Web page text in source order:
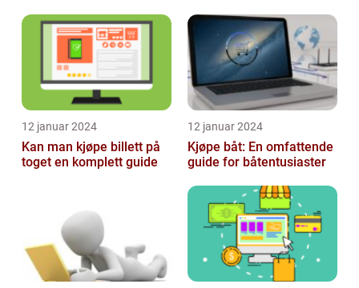
12 januar 2024
Kan man kjøpe billett på
toget en komplett guide
12 januar 2024
Kjøpe båt: En omfattende
guide for båtentusiaster